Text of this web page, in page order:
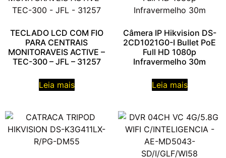
TECLADO LCD COM FIO
PARA CENTRAIS
MONITORAVEIS ACTIVE –
TEC-300 – JFL – 31257
Leia mais
Câmera IP Hikvision DS-
2CD1021G0-I Bullet PoE
Full HD 1080p
Infravermelho 30m
Leia mais